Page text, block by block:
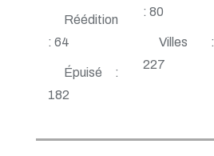
Réédition
: 64
Épuisé :
182
: 80
Villes :
227